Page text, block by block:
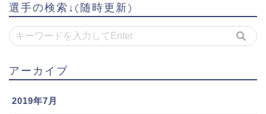
選手の検索↓(随時更新)
アーカイブ
2019年7月